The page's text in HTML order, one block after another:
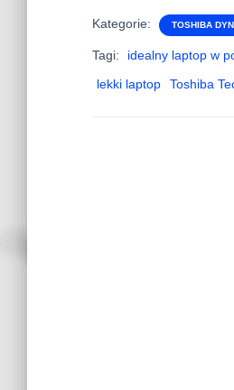
Kategorie: TOSHIBA
Tagi: idealny laptop w
lekki laptop
Toshiba